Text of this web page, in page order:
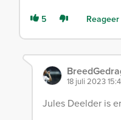
5 Reageer
18 juli 2023
Jules Deelder is